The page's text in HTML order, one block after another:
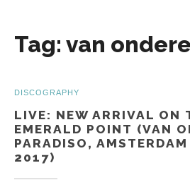
Tag: van
DISCOGRAPHY
LIVE: NEW ARRIVAL ON
EMERALD POINT (VAN
PARADISO,
2017)